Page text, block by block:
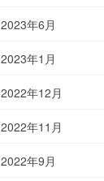
2023年6月
2023年1月
2022年12月
2022年11月
2022年9月